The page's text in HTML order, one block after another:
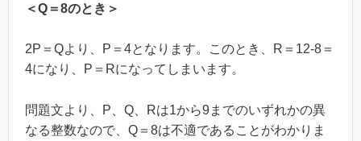
＜Q＝8のとき＞
2P＝Qより、P＝4となります。このとき、R＝12-8＝
4になり、P＝Rになってしまいます。
問題文より、P、Q、Rは1から9までのいずれかの異
なる整数なので、Q＝8は不適であることがわかりま